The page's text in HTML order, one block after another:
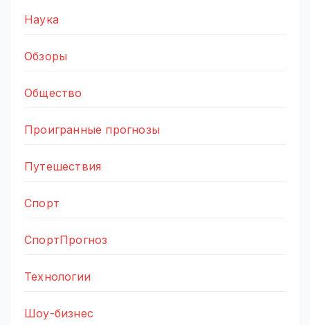
Наука
Обзоры
Общество
Проигранные прогнозы
Путешествия
Спорт
СпортПрогноз
Технологии
Шоу-бизнес